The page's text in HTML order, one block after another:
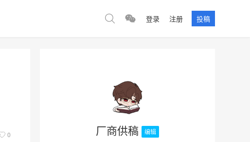
登录 注册 投稿
0 厂商供稿 编辑